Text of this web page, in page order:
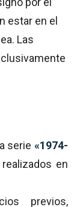
estar en el
Las
serie «1974-
en
previos,